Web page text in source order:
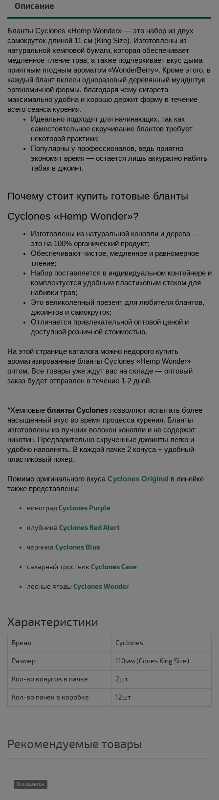
Описание
Бланты Cyclones «Hemp Wonder» — это набор из двух
самокруток длиной 11 см (King Size). Изготовлены из
натуральной хемповой бумаги, которая обеспечивает
медленное тление трав, а также подчеркивает вкус дыма
приятным ягодным ароматом «WonderBerry». Кроме этого, в
каждый блант вклеен одноразовый деревянный мундштук
эргономичной формы, благодаря чему сигарета
максимально удобна и хорошо держит форму в течение
всего сеанса курения.
Идеально подходят для начинающих, так как
самостоятельное скручивание блантов требует
некоторой практики;
Популярны у профессионалов, ведь приятно
экономят время — остается лишь аккуратно набить
табак в джоинт.
Почему стоит купить готовые бланты
Cyclones «Hemp Wonder»?
Изготовлены из натуральной конопли и дерева —
это на 100% органический продукт;
Обеспечивают чистое, медленное и равномерное
тление;
Набор поставляется в индивидуальном контейнере и
комплектуется удобным пластиковым стеком для
набивки трав;
Это великолепный презент для любителя блантов,
джоинтов и самокруток;
Отличается привлекательной оптовой ценой и
доступной розничной стоимостью.
На этой странице каталога можно недорого купить
ароматизированные бланты Cyclones «Hemp Wonder»
оптом. Все товары уже ждут вас на складе — оптовый
заказ будет отправлен в течение 1-2 дней.
*Хемповые бланты Cyclones позволяют испытать более
насыщенный вкус во время процесса курения. Бланты
изготовлены из лучших волокон конопли и не содержат
никотин. Предварительно скрученные джоинты легко и
удобно наполнять. В каждой пачке 2 конуса + удобный
пластиковый покер.
Помимо оригинального вкуса Cyclones Original в линейке
виноградCyclones Purple
клубника Cyclones Red Alert
черника Cyclones Blue
сахарный тростник Cyclones Cane
лесные ягоды Cyclones Wonder
Характеристики
Бренд Cyclones
Размер 110мм (Cones King Size)
Кол-во конусов в пачке 2шт
Кол-во пачек в коробке 12шт
Рекомендуемые товары
Ожидается